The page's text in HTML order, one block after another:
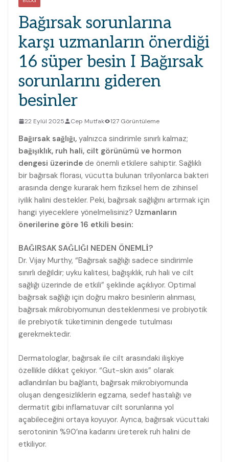
Bağırsak sorunlarına
karşı uzmanların önerdiği
16 süper besin I Bağırsak
sorunlarını gideren
besinler
22 Eylül 2025 Cep Mutfak 127 Görüntüleme
Bağırsak sağlığı, yalnızca sindirimle sınırlı kalmaz;
bağışıklık, ruh hali, cilt görünümü ve hormon
dengesi üzerinde de önemli etkilere sahiptir. Sağlıklı
bir bağırsak florası, vücutta bulunan trilyonlarca bakteri
arasında denge kurarak hem fiziksel hem de zihinsel
iyilik halini destekler. Peki, bağırsak sağlığını artırmak için
hangi yiyeceklere yönelmelisiniz? Uzmanların
önerilerine göre 16 etkili besin:
BAĞIRSAK SAĞLIĞI NEDEN ÖNEMLİ?
Dr. Vijay Murthy, “Bağırsak sağlığı sadece sindirimle
sınırlı değildir; uyku kalitesi, bağışıklık, ruh hali ve cilt
sağlığı üzerinde de etkili” şeklinde açıklıyor. Optimal
bağırsak sağlığı için doğru makro besinlerin alınması,
bağırsak mikrobiyomunun desteklenmesi ve probiyotik
ile prebiyotik tüketiminin dengede tutulması
gerekmektedir.
Dermatologlar, bağırsak ile cilt arasındaki ilişkiye
özellikle dikkat çekiyor. “Gut-skin axis” olarak
adlandırılan bu bağlantı, bağırsak mikrobiyomunda
oluşan dengesizliklerin egzama, sedef hastalığı ve
dermatit gibi inflamatuvar cilt sorunlarına yol
açabileceğini ortaya koyuyor. Ayrıca, bağırsak vücuttaki
serotoninin %90’ına kadarını üreterek ruh halini de
etkiliyor.